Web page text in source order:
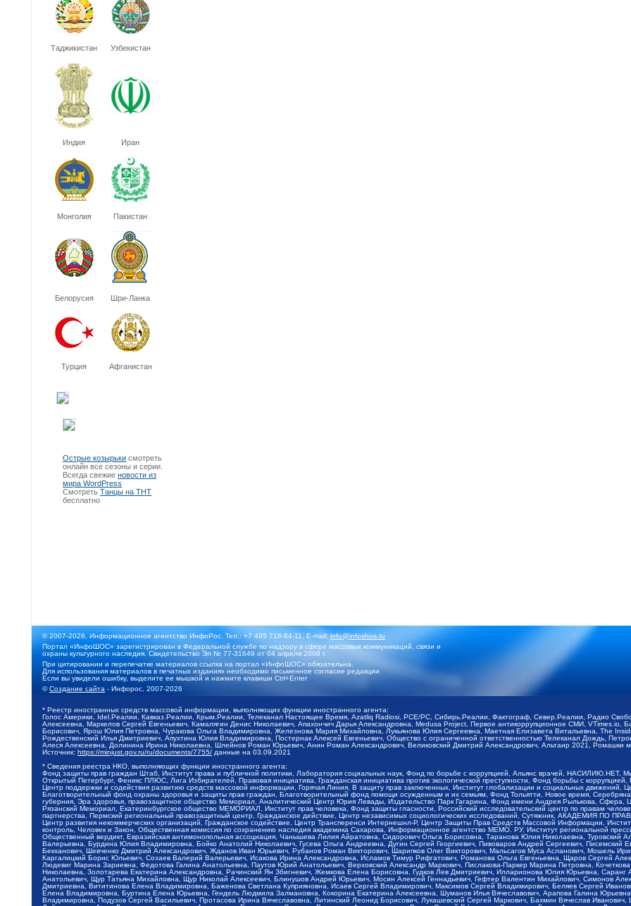
Таджикистан Узбекистан
Индия Иран
Монголия Пакистан
Белорусия Шри-Ланка
Турция Афганистан
Острые козырьки смотреть
онлайн все сезоны и серии.
Всегда свежие новости из
мира WordPress
Смотреть Танцы на ТНТ
бесплатно
© 2007-2026, Информационное агентство ИнфоРос. Тел.: +7 495 718-84-11, E-mail:info@infoshos.ru
Портал «ИнфоШОС» зарегистрирован в Федеральной службе по надзору в сфере массовых коммуникаций, связи и
охраны культурного наследия. Свидетельство Эл № 77-31649 от 04 апреля 2008 г.
При цитировании и перепечатке материалов ссылка на портал «ИнфоШОС» обязательна.
Для использования материалов в печатных изданиях необходимо письменное согласие редакции
Если вы увидели ошибку, выделите ее мышкой и нажмите клавиши Ctrl+Enter
©Создание сайта - Инфорос, 2007-2026
* Реестр иностранных средств массовой информации, выполняющих функции иностранного агента:
Голос Америки, Idel.Реалии, Кавказ.Реалии, Крым.Реалии, Телеканал Настоящее Время, Azatliq Radiosi, PCE/PC, Сибирь.Реалии, Фактограф, Север.Реалии, Радио
Алексеевна, Маркелов Сергей Евгеньевич, Камалягин Денис Николаевич, Апахончич Дарья Александровна, Medusa Project, Первое антикоррупционное СМИ,
Борисович, Ярош Юлия Петровна, Чуракова Ольга Владимировна, Железнова Мария Михайловна, Лукьянова Юлия Сергеевна, Маетная Елизавета Витальевна, The
Рождественский Илья Дмитриевич, Апухтина Юлия Владимировна, Постернак Алексей Евгеньевич, Общество с ограниченной ответственностью Телеканал Дождь,
Алеся Алексеевна, Долинина Ирина Николаевна, Шлейнов Роман Юрьевич, Анин Роман Александрович, Великовский Дмитрий Александрович, Альтаир 2021, Ромашки
Источник: https://minjust.gov.ru/ru/documents/7755/ данные на 03.09.2021
* Сведения реестра НКО, выполняющих функции иностранного агента:
Фонд защиты прав граждан Штаб, Институт права и публичной политики, Лаборатория социальных наук, Фонд по борьбе с коррупцией, Альянс врачей,
Открытый Петербург, Феникс ПЛЮС, Лига Избирателей, Правовая инициатива, Гражданская инициатива против экологической преступности, Фонд борьбы с
Центр поддержки и содействия развитию средств массовой информации, Горячая Линия, В защиту прав заключенных, Институт глобализации и социальных
Благотворительный фонд охраны здоровья и защиты прав граждан, Благотворительный фонд помощи осужденным и их семьям, Фонд Тольятти, Новое время,
губерния, Эра здоровья, правозащитное общество Мемориал, Аналитический Центр Юрия Левады, Издательство Парк Гагарина, Фонд имени Андрея Рылькова,
Рязанский Мемориал, Екатеринбургское общество МЕМОРИАЛ, Институт прав человека, Фонд защиты гласности, Российский исследовательский центр по правам
партнерства, Пермский региональный правозащитный центр, Гражданское действие, Центр независимых социологических исследований, Сутяжник, АКАДЕМИЯ ПО
Центр развития некоммерческих организаций, Гражданское содействие, Центр Трансперенси Интернешнл-Р, Центр Защиты Прав Средств Массовой Информации,
контроль, Человек и Закон, Общественная комиссия по сохранению наследия академика Сахарова, Информационное агентство МЕМО. РУ, Институт региональной
Общественный вердикт, Евразийская антимонопольная ассоциация, Чанышева Лилия Айратовна, Сидорович Ольга Борисовна, Таранова Юлия Николаевна, Туровский
Валерьевна, Бурдина Юлия Владимировна, Бойко Анатолий Николаевич, Гусева Ольга Андреевна, Дугин Сергей Георгиевич, Пивоваров Андрей Сергеевич, Писемский
Бекханович, Шевченко Дмитрий Александрович, Жданов Иван Юрьевич, Рубанов Роман Викторович, Шарипков Олег Викторович, Мальсагов Муса Асланович, Мошель
Каргалицкий Борис Юльевич, Созаев Валерий Валерьевич, Исакова Ирина Александровна, Исламов Тимур Рифгатович, Романова Ольга Евгеньевна, Щаров Сергей
Людевиг Марина Зариевна, Федотова Галина Анатольевна, Паутов Юрий Анатольевич, Верховский Александр Маркович, Пислакова-Паркер Марина Петровна,
Николаевна, Золотарева Екатерина Александровна, Рачинский Ян Збигневич, Жемкова Елена Борисовна, Гудков Лев Дмитриевич, Илларионова Юлия Юрьевна,
Анатольевич, Щур Татьяна Михайловна, Щур Николай Алексеевич, Блинушов Андрей Юрьевич, Мосин Алексей Геннадьевич, Гефтер Валентин Михайлович, Симонов
Дмитриевна, Вититинова Елена Владимировна, Баженова Светлана Куприяновна, Исаев Сергей Владимирович, Максимов Сергей Владимирович, Беляев Сергей
Елена Владимировна, Буртина Елена Юрьевна, Гендель Людмила Залмановна, Кокорина Екатерина Алексеевна, Шуманов Илья Вячеславович, Арапова Галина
Владимировна, Подузов Сергей Васильевич, Протасова Ирина Вячеславовна, Литинский Леонид Борисович, Лукашевский Сергей Маркович, Бахмин Вячеслав